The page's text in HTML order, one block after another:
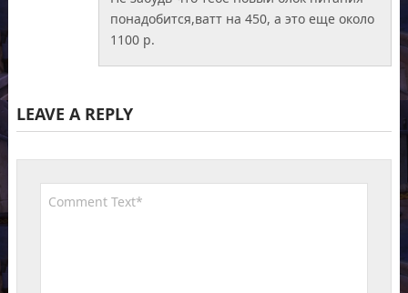
понадобится,ватт на 450, а это еще около
1100 р.
LEAVE A REPLY